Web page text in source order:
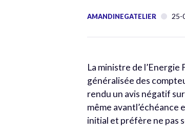
AMANDINEGATELIER 25-
La ministre de
généralisée des
rendu un avis négatif
même avantl’échéance
initial et préfère ne pas